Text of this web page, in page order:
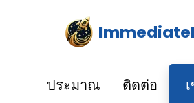
ประมาณ ติดต่อ